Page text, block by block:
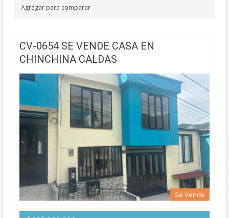
Agregar para comparar
CV-0654 SE VENDE CASA EN
CHINCHINA CALDAS
Se Vende